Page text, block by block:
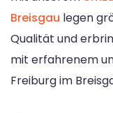
Breisgau legen
Qualität und
mit erfahrenem
Freiburg im